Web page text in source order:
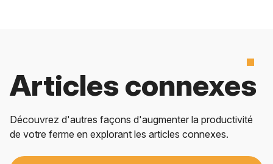
Articles connexes
Découvrez d'autres façons d'augmenter la productivité
de votre ferme en explorant les articles connexes.